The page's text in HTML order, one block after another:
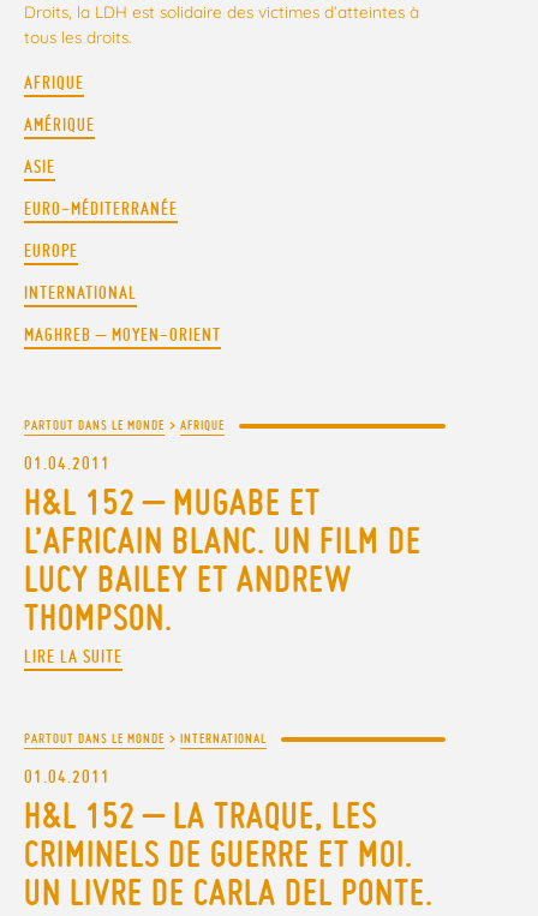
Droits, la LDH est solidaire des victimes d’atteintes à
tous les droits.
AFRIQUE
AMÉRIQUE
ASIE
EURO-MÉDITERRANÉE
EUROPE
INTERNATIONAL
MAGHREB – MOYEN-ORIENT
PARTOUT DANS LE MONDE > AFRIQUE
01.04.2011
H&L 152 – MUGABE ET
L’AFRICAIN BLANC. UN FILM DE
LUCY BAILEY ET ANDREW
THOMPSON.
LIRE LA SUITE
PARTOUT DANS LE MONDE > INTERNATIONAL
01.04.2011
H&L 152 – LA TRAQUE, LES
CRIMINELS DE GUERRE ET MOI.
UN LIVRE DE CARLA DEL PONTE.